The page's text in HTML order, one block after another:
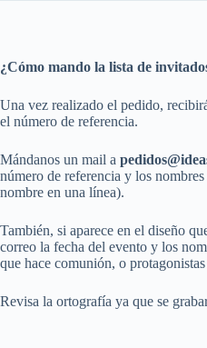
¿Cómo mando la lista de
Una vez realizado el pedido,
el número de referencia.
Mándanos un mail a
número de referencia y los
nombre en una línea).
También, si aparece en el diseño
correo la fecha del evento y los
que hace comunión, o
Revisa la ortografía ya que se